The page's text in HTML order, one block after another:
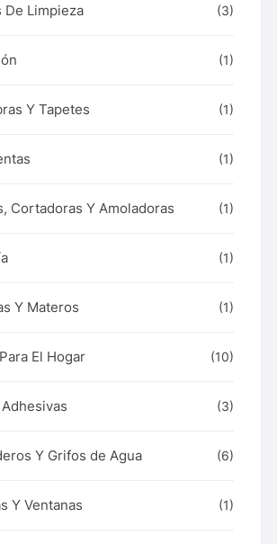
De Limpieza (3)
(1)
Y Tapetes (1)
(1)
Cortadoras Y Amoladoras (1)
(1)
Y Materos (1)
El Hogar (10)
(3)
Y Grifos de Agua (6)
Y Ventanas (1)